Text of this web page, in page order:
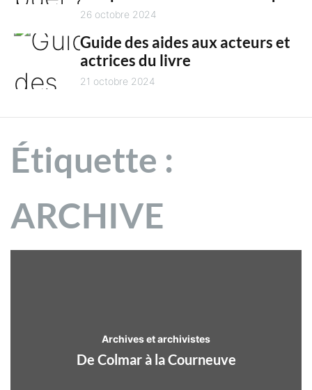
territoriales
26 octobre 2024
Guide des aides aux acteurs et
actrices du livre
21 octobre 2024
Étiquette :
ARCHIVE
Archives et archivistes
De Colmar à la Courneuve